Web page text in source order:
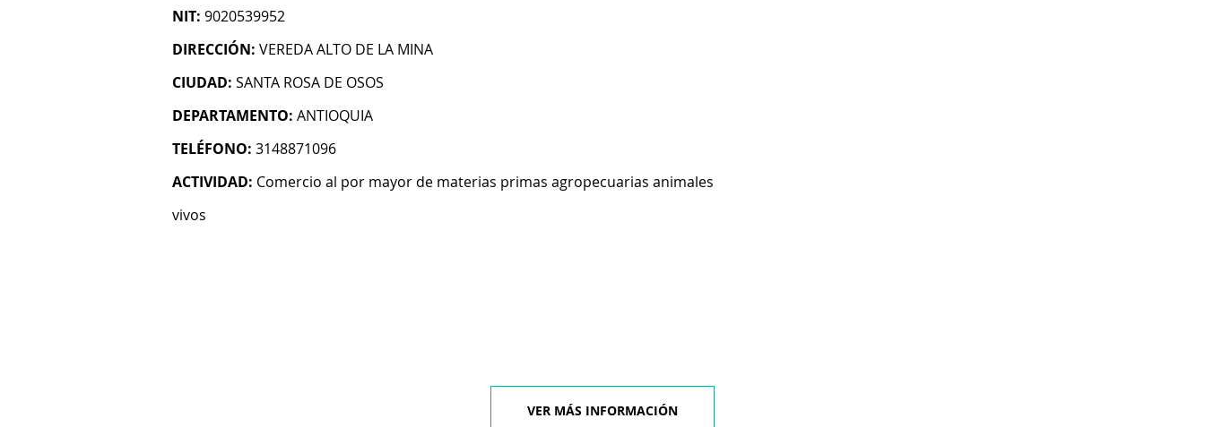
NIT: 9020539952
DIRECCIÓN: VEREDA ALTO DE LA MINA
CIUDAD: SANTA ROSA DE OSOS
DEPARTAMENTO: ANTIOQUIA
TELÉFONO: 3148871096
ACTIVIDAD: Comercio al por mayor de materias primas agropecuarias animales
vivos
VER MÁS INFORMACIÓN